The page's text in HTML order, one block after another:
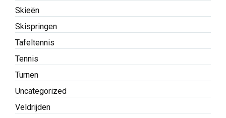
Skieën
Skispringen
Tafeltennis
Tennis
Turnen
Uncategorized
Veldrijden